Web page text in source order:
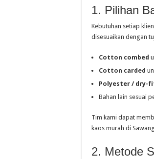
1. Pilihan
Kebutuhan setiap
disesuaikan dengan
Cotton combed
Cotton carded
Polyester / dry-
Bahan lain sesuai
Tim kami dapat
kaos murah di
2. Metode